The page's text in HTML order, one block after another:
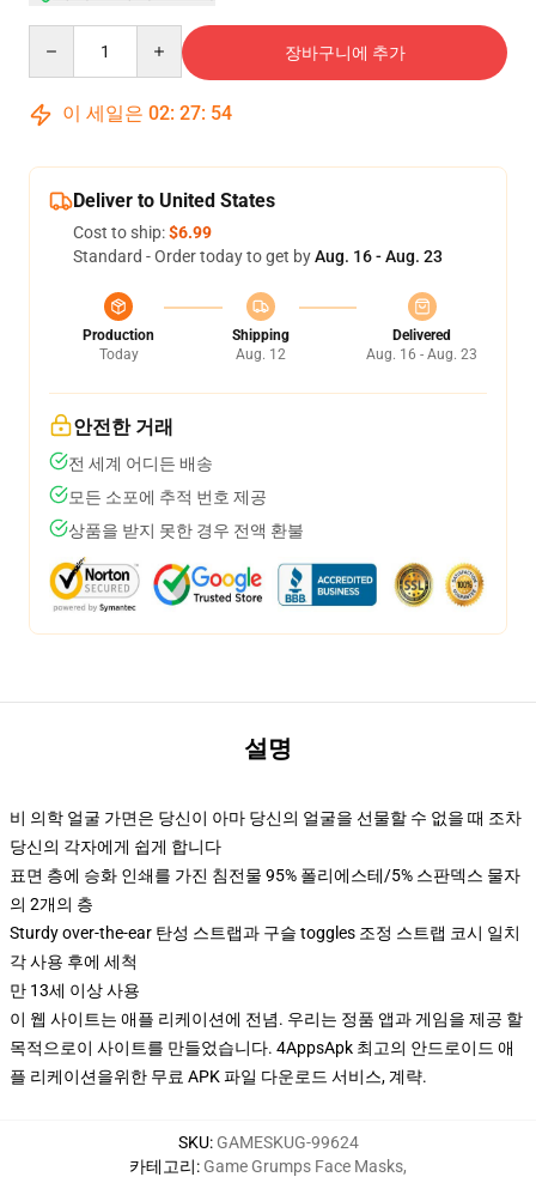
장바구니에 추가
이 세일은 02: 27: 53
Deliver to United States
Cost to ship:$6.99
Standard - Order today to get byAug. 16 - Aug. 23
Production
Today
Shipping
Aug. 12
Delivered
Aug. 16 - Aug. 23
안전한 거래
전 세계 어디든 배송
모든 소포에 추적 번호 제공
상품을 받지 못한 경우 전액 환불
설명
비 의학 얼굴 가면은 당신이 아마 당신의 얼굴을 선물할 수 없을 때 조차
당신의 각자에게 쉽게 합니다
표면 층에 승화 인쇄를 가진 침전물 95% 폴리에스테/5% 스판덱스 물자
의 2개의 층
Sturdy over-the-ear 탄성 스트랩과 구슬 toggles 조정 스트랩 코시 일치
각 사용 후에 세척
만 13세 이상 사용
이 웹 사이트는 애플 리케이션에 전념. 우리는 정품 앱과 게임을 제공 할
목적으로이 사이트를 만들었습니다. 4AppsApk 최고의 안드로이드 애
플 리케이션을위한 무료 APK 파일 다운로드 서비스, 계략.
SKU: GAMESKUG-99624
카테고리: Game Grumps Face Masks,